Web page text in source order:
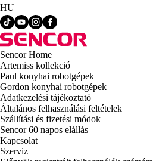
HU
Sencor Home
Artemiss kollekció
Paul konyhai robotgépek
Gordon konyhai robotgépek
Adatkezelési tájékoztató
Általános felhasználási feltételek
Szállítási és fizetési módok
Sencor 60 napos elállás
Kapcsolat
Szerviz